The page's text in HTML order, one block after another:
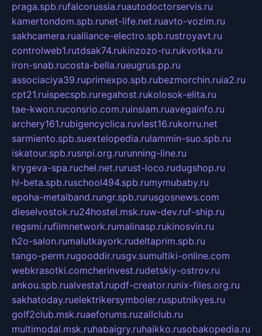
praga.spb.rufalcorussia.ruautodoctorservis.ru
kamertondom.spb.runet-life.net.ruavto-vozim.ru
sakhcamera.rualliance-electro.spb.rustroyavt.ru
controlweb1.rutdsak74.rukinzozo-ru.rukvotka.ru
iron-snab.rucosta-bella.rueugrus.pp.ru
associaciya39.ruprimexpo.spb.rubezmorchin.ruia2.ru
cpt21.ruispecspb.ruregahost.rukolosok-elita.ru
tae-kwon.ruconsrio.com.ruinsiam.ruavegainfo.ru
archery161.rubigencyclica.ruvlast16.rukorru.net
sarmiento.spb.suextelopedia.rulammin-suo.spb.ru
iskatour.spb.rusnpi.org.rurunning-line.ru
krygeva-spa.ruchel.net.rurust-loco.rudugshop.ru
hl-beta.spb.ruschool494.spb.rumymubaby.ru
epoha-metalband.rungr.spb.rurusgosnews.com
dieselvostok.ru24hostel.msk.ruw-dev.ruf-ship.ru
regsmi.rufilmnetwork.rumalinasp.rukinosvin.ru
h2o-salon.rumalutkayork.rudeltaprim.spb.ru
tango-perm.rugooddir.rusgv.sumultiki-online.com
webkrasotki.comcherinvest.rudetskiy-ostrov.ru
ankou.spb.rualvesta1.rupdf-creator.runix-files.org.ru
sakhatoday.ruelektrikersymboler.rusputnikyes.ru
golf2club.msk.ruaeforums.ruzallclub.ru
multimodal.msk.ruhabaigry.ruhaikko.rusobakopedia.ru